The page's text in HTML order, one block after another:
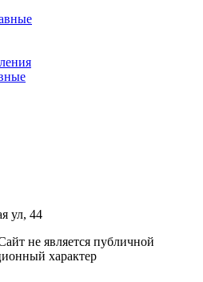
ул, 44
не является публичной
характер